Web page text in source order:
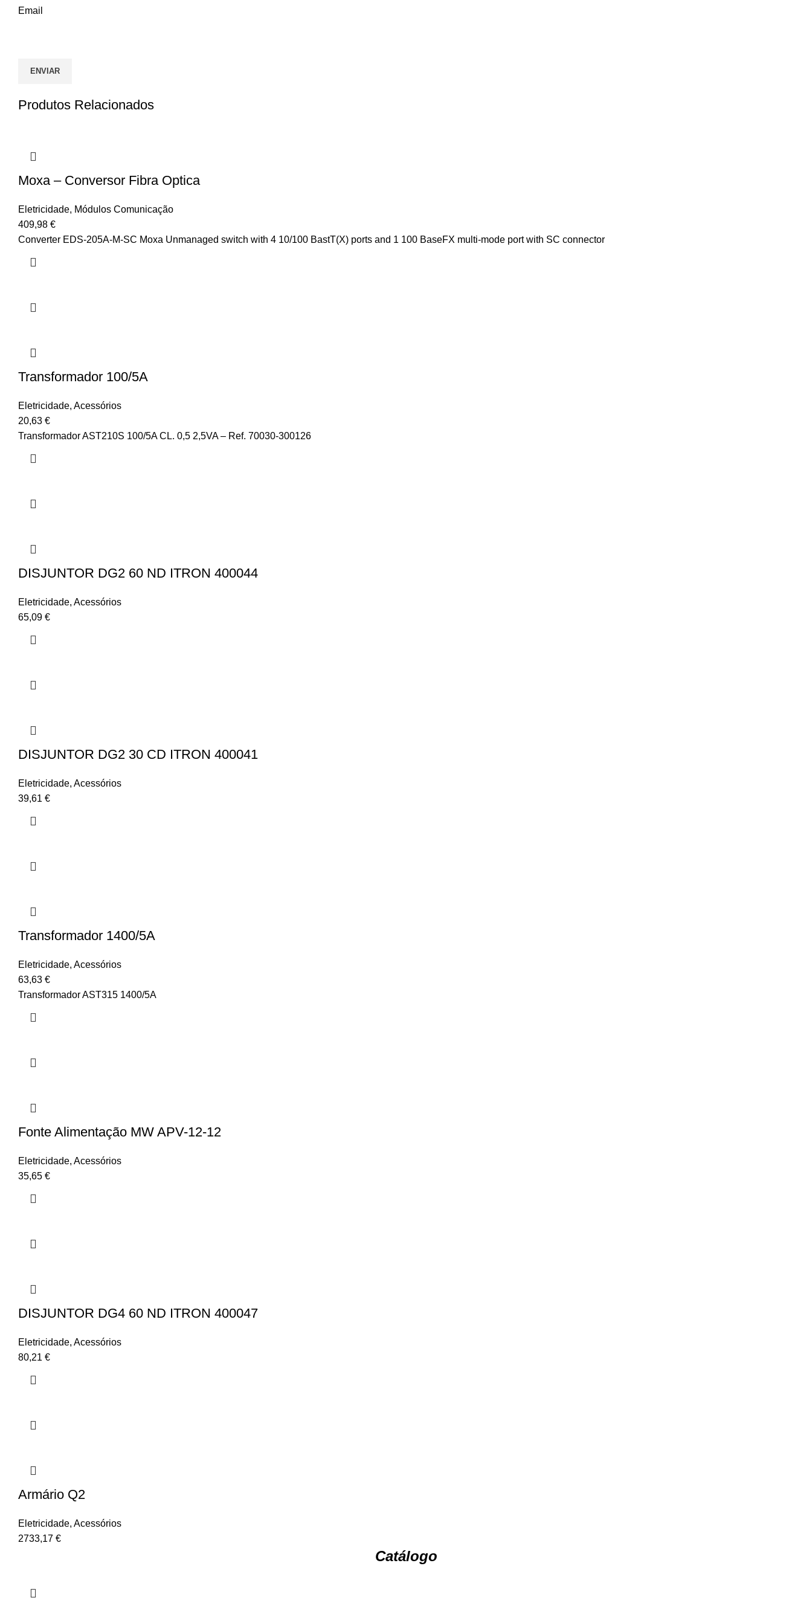
Email
Produtos Relacionados
Moxa – Conversor Fibra Optica
Eletricidade, Módulos Comunicação
409,98 €
Converter EDS-205A-M-SC Moxa Unmanaged switch with 4 10/100 BastT(X) ports and 1 100 BaseFX multi-mode port with SC connector
Transformador 100/5A
Eletricidade, Acessórios
20,63 €
Transformador AST210S 100/5A CL. 0,5 2,5VA – Ref. 70030-300126
DISJUNTOR DG2 60 ND ITRON 400044
Eletricidade, Acessórios
65,09 €
DISJUNTOR DG2 30 CD ITRON 400041
Eletricidade, Acessórios
39,61 €
Transformador 1400/5A
Eletricidade, Acessórios
63,63 €
Transformador AST315 1400/5A
Fonte Alimentação MW APV-12-12
Eletricidade, Acessórios
35,65 €
DISJUNTOR DG4 60 ND ITRON 400047
Eletricidade, Acessórios
80,21 €
Armário Q2
Eletricidade, Acessórios
2733,17 €
Catálogo